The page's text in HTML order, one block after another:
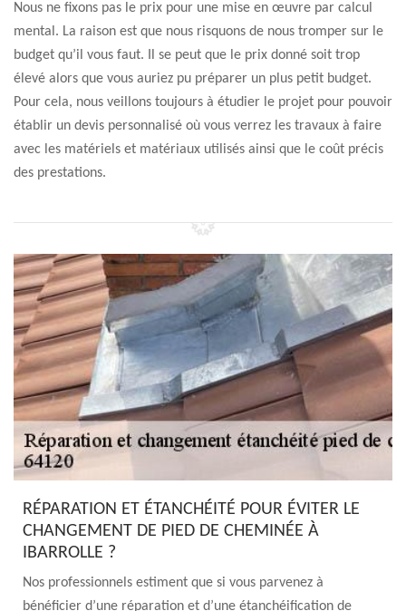
Nous ne fixons pas le prix pour une mise en œuvre par calcul
mental. La raison est que nous risquons de nous tromper sur le
budget qu’il vous faut. Il se peut que le prix donné soit trop
élevé alors que vous auriez pu préparer un plus petit budget.
Pour cela, nous veillons toujours à étudier le projet pour pouvoir
établir un devis personnalisé où vous verrez les travaux à faire
avec les matériels et matériaux utilisés ainsi que le coût précis
des prestations.
RÉPARATION ET ÉTANCHÉITÉ POUR ÉVITER LE
CHANGEMENT DE PIED DE CHEMINÉE À
IBARROLLE ?
Nos professionnels estiment que si vous parvenez à
bénéficier d’une réparation et d’une étanchéification de